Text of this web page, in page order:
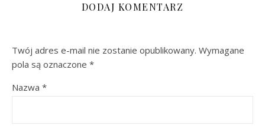
DODAJ KOMENTARZ
Twój adres e-mail nie zostanie opublikowany. Wymagane
pola są oznaczone *
Nazwa *